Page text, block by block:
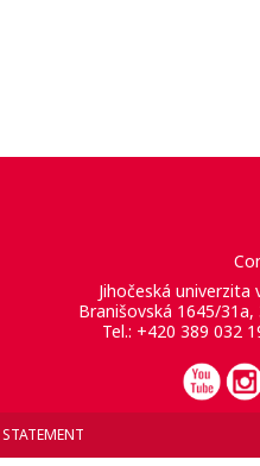
Jihočeská univerzita
Branišovská 1645/
Tel.: +420 389 032